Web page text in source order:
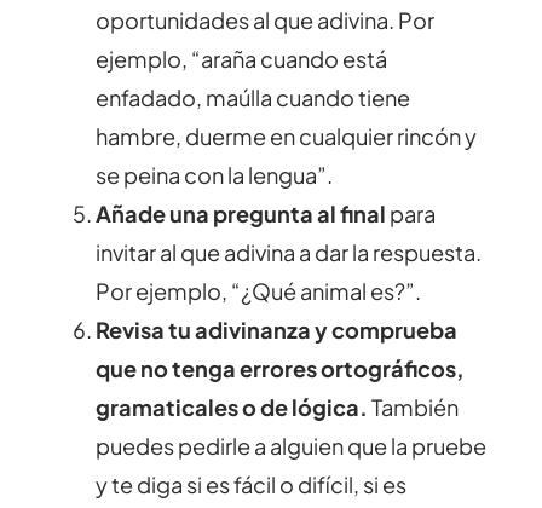
oportunidades al que adivina. Por
ejemplo, “araña cuando está
enfadado, maúlla cuando tiene
hambre, duerme en cualquier rincón y
se peina con la lengua”.
Añade una pregunta al final para
invitar al que adivina a dar la respuesta.
Por ejemplo, “¿Qué animal es?”.
Revisa tu adivinanza y comprueba
que no tenga errores ortográficos,
gramaticales o de lógica. También
puedes pedirle a alguien que la pruebe
y te diga si es fácil o difícil, si es